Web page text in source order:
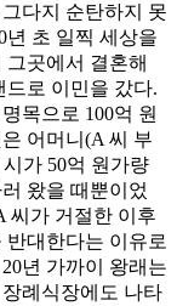
다지 순탄하지 못
년 초 일찍 세상을
곳에서 결혼해
로 이민을 갔다.
목으로 100억 원
어머니(A 씨 부
가 50억 원가량
왔을 때뿐이었
씨가 거절한 이후
대한다는 이유로
년 가까이 왕래는
례식장에도 나타